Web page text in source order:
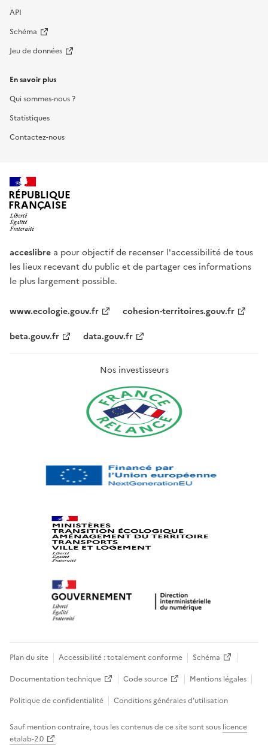
API
Schéma
Jeu de données
En savoir plus
Qui sommes-nous ?
Statistiques
Contactez-nous
RÉPUBLIQUE
FRANÇAISE
acceslibre a pour objectif de recenser l'accessibilité de tous
les lieux recevant du public et de partager ces informations
le plus largement possible.
www.ecologie.gouv.fr
cohesion-territoires.gouv.fr
beta.gouv.fr
data.gouv.fr
Nos investisseurs
Plan du site Accessibilité : totalement conforme
Schéma
Documentation technique
Code source
Mentions légales
Politique de confidentialité
Conditions générales d’utilisation
Sauf mention contraire, tous les contenus de ce site sont sous licence
etalab-2.0